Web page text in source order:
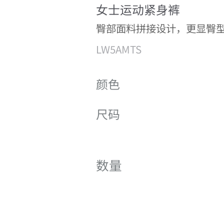
女士运动紧身裤
臀部面料拼接设计，更显臀
LW5AMTS
颜色
尺码
数量